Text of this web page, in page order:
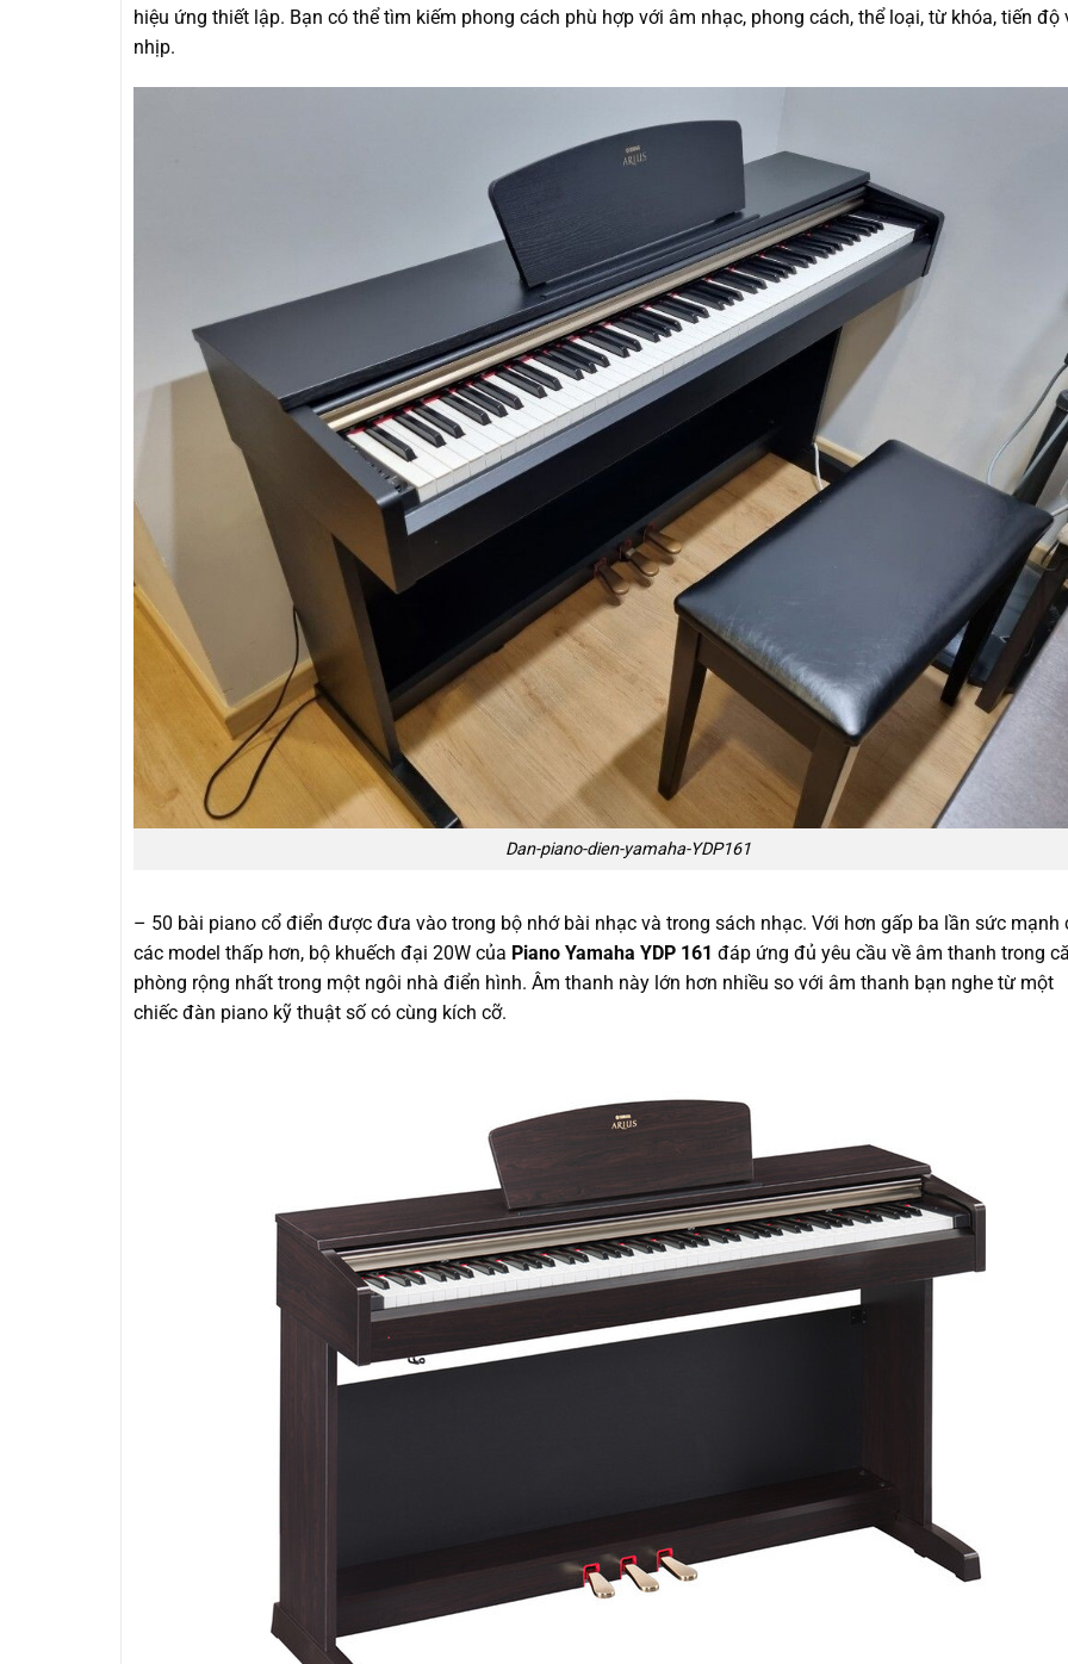
hiệu ứng thiết lập. Bạn có thể tìm kiếm phong cách phù hợp với âm nhạc, phong cách, thể loại, từ khóa, tiến độ
nhịp.
Dan-piano-dien-yamaha-YDP161
– 50 bài piano cổ điển được đưa vào trong bộ nhớ bài nhạc và trong sách nhạc. Với hơn gấp ba lần sức mạnh
các model thấp hơn, bộ khuếch đại 20W của Piano Yamaha YDP 161 đáp ứng đủ yêu cầu về âm thanh trong
phòng rộng nhất trong một ngôi nhà điển hình. Âm thanh này lớn hơn nhiều so với âm thanh bạn nghe từ một
chiếc đàn piano kỹ thuật số có cùng kích cỡ.